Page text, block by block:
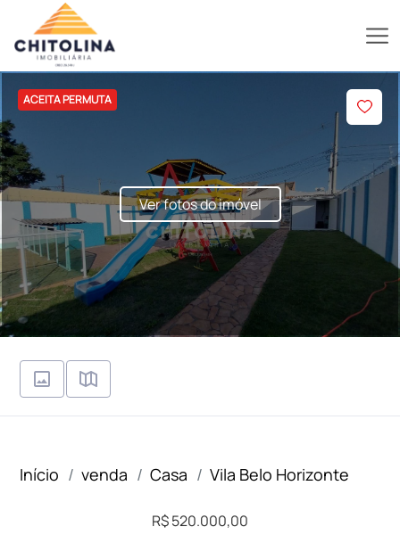
ACEITA PERMUTA
Ver fotos do imóvel
Início venda Casa Vila Belo Horizonte
R$ 520.000,00